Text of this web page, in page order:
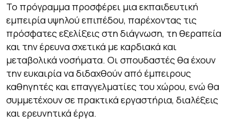
Το πρόγραμμα προσφέρει μια εκπαιδευτική
εμπειρία υψηλού επιπέδου, παρέχοντας τις
πρόσφατες εξελίξεις στη διάγνωση, τη θεραπεία
και την έρευνα σχετικά με καρδιακά και
μεταβολικά νοσήματα. Οι σπουδαστές θα έχουν
την ευκαιρία να διδαχθούν από έμπειρους
καθηγητές και επαγγελματίες του χώρου, ενώ θα
συμμετέχουν σε πρακτικά εργαστήρια, διαλέξεις
και ερευνητικά έργα.